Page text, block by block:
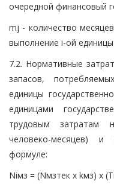
очередной финансовый
mj - количество
выполнение i-ой
7.2. Нормативные
запасов,
единицы
единицами
трудовым затратам
человеко-месяцев) и
формуле:
Niмз = (Nмзтек x kмз) x